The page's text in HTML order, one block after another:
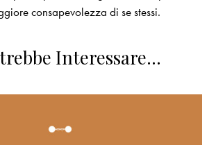
consapevolezza di se stessi.
Interessare…